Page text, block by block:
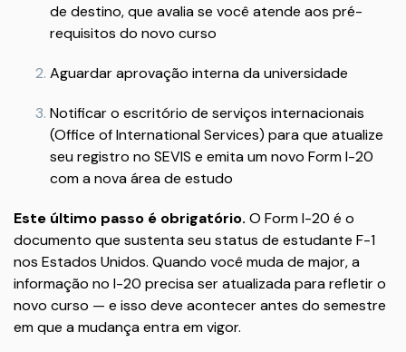
de destino, que avalia se você atende aos pré-
requisitos do novo curso
Aguardar aprovação interna da universidade
Notificar o escritório de serviços internacionais
(Office of International Services) para que atualize
seu registro no SEVIS e emita um novo Form I-20
com a nova área de estudo
Este último passo é obrigatório. O Form I-20 é o
documento que sustenta seu status de estudante F-1
nos Estados Unidos. Quando você muda de major, a
informação no I-20 precisa ser atualizada para refletir o
novo curso — e isso deve acontecer antes do semestre
em que a mudança entra em vigor.